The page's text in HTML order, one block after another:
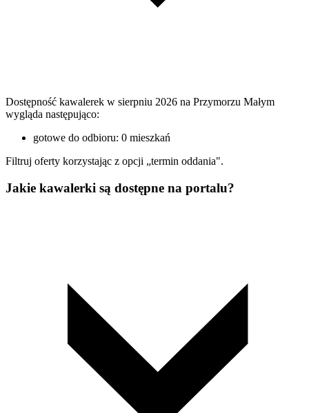
Dostępność kawalerek w sierpniu 2026 na Przymorzu Małym
wygląda następująco:
gotowe do odbioru: 0 mieszkań
Filtruj oferty korzystając z opcji „termin oddania".
Jakie kawalerki są dostępne na portalu?